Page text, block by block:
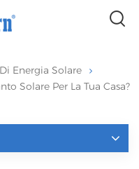
Energia Solare
Solare Per La Tua Casa?